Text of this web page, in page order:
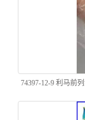
74397-12-9 利马前